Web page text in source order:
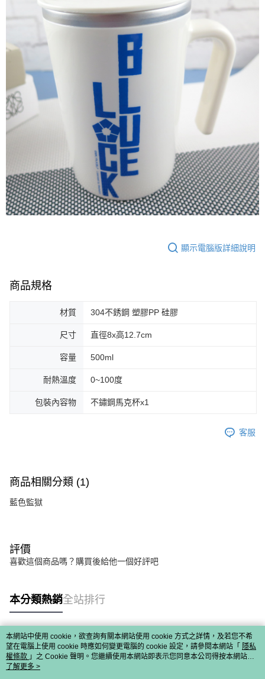
顯示電腦版詳細說明
商品規格
材質 304不銹鋼 塑膠PP 硅膠
尺寸 直徑8x高12.7cm
容量 500ml
耐熱溫度 0~100度
包裝內容物 不鏽鋼馬克杯x1
客服
商品相關分類 (1)
藍色監獄
評價
喜歡這個商品嗎？購買後給他一個好評吧
本分類熱銷全站排行
熱門標籤
本網站中使用 cookie，欲查詢有關本網站使用 cookie 方式之詳情，及若您不希
望在電腦上使用 cookie 時應如何變更電腦的 cookie 設定，請參閱本網站「 隱私
權條款 」之 Cookie 聲明。您繼續使用本網站即表示您同意本公司得按本網站使
用條款之 Cookie 聲明使用 cookie。
了解更多 >